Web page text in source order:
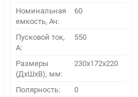
Номинальная
емкость, Ач:
60
Пусковой ток,
A:
550
Размеры
(ДхШхВ), мм:
230x172x220
Полярность: 0